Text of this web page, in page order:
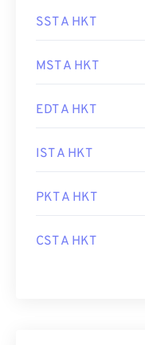
SST A HKT
MST A HKT
EDT A HKT
IST A HKT
PKT A HKT
CST A HKT